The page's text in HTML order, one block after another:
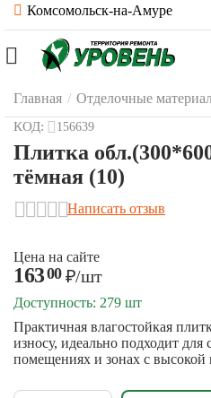
Комсомольск-на-Амуре
Главная / Отделочные
КОД: 156639
Плитка
тёмная (10)
Написать отзыв
Цена на сайте
16300 ₽/шт
Доступность: 279 шт
Практичная влагостойкая
износу, идеально подходит
помещениях и зонах с высокой